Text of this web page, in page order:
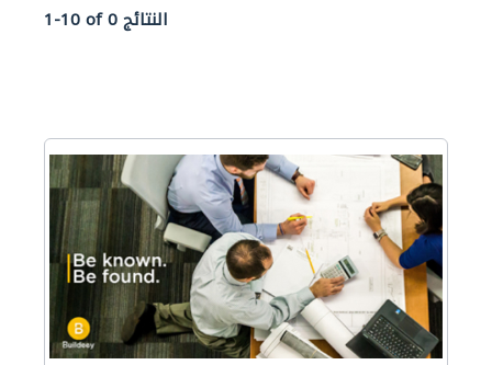
1-10 of 0 النتائج